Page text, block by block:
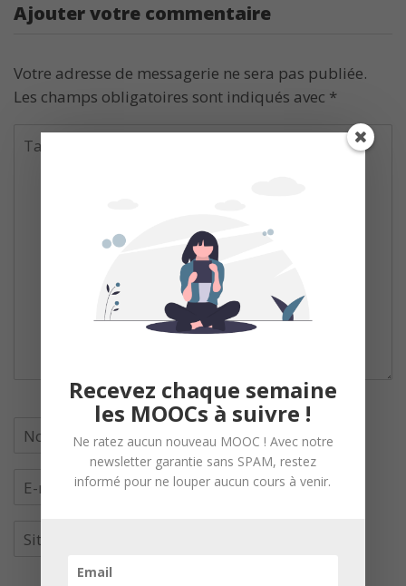
Ajouter votre commentaire
Votre adresse de messagerie ne sera pas publiée.
Les champs obligatoires sont indiqués avec *
Recevez chaque semaine
les MOOCs à suivre !
Ne ratez aucun nouveau MOOC ! Avec notre
newsletter garantie sans SPAM, restez
informé pour ne louper aucun cours à venir.